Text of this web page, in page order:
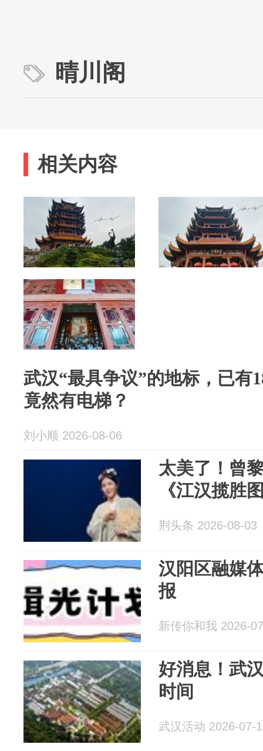
晴川阁
相关内容
武汉“最具争议”的地标，已有
竟然有电梯？
刘小顺 2026-08-06
太美了！曾
《江汉揽胜
荆头条 2026-08-03
汉阳区融媒
报
新传你和我 2026-
好消息！武
时间
武汉活动 2026-07-